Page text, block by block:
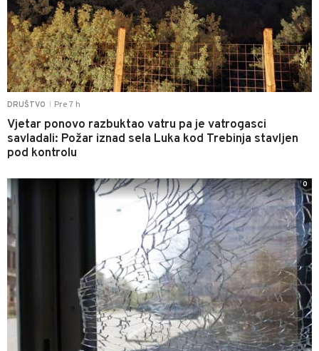
DRUŠTVO Pre 7 h
Vjetar ponovo razbuktao vatru pa je vatrogasci
savladali: Požar iznad sela Luka kod Trebinja stavljen
pod kontrolu
0